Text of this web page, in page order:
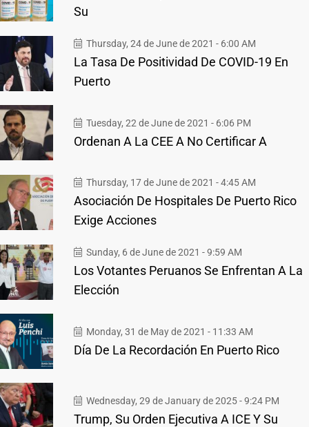
Su
Thursday, 24 de June de 2021 - 6:00 AM
La Tasa De Positividad De COVID-19 En
Puerto
Tuesday, 22 de June de 2021 - 6:06 PM
Ordenan A La CEE A No Certificar A
Thursday, 17 de June de 2021 - 4:45 AM
Asociación De Hospitales De Puerto Rico
Exige Acciones
Sunday, 6 de June de 2021 - 9:59 AM
Los Votantes Peruanos Se Enfrentan A La
Elección
Monday, 31 de May de 2021 - 11:33 AM
Día De La Recordación En Puerto Rico
Wednesday, 29 de January de 2025 - 9:24 PM
Trump, Su Orden Ejecutiva A ICE Y Su